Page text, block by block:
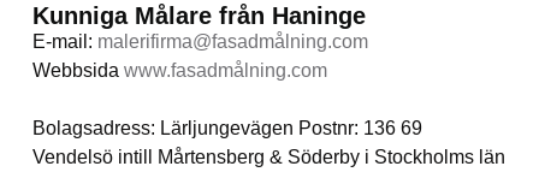
Kunniga Målare från Haninge
E-mail: malerifirma@fasadmålning.com
Webbsida www.fasadmålning.com
Bolagsadress: Lärljungevägen Postnr: 136 69
Vendelsö intill Mårtensberg & Söderby i Stockholms län